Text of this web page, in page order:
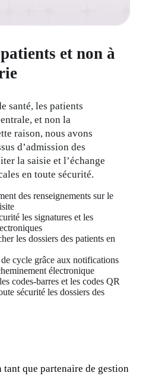
et non à
santé, les patients
et non la
raison, nous avons
d’admission des
la saisie et l’échange
en toute sécurité.
des renseignements sur le
les signatures et les
les dossiers des patients en
cycle grâce aux notifications
électronique
codes-barres et les codes QR
sécurité les dossiers des
tant que partenaire de gestion